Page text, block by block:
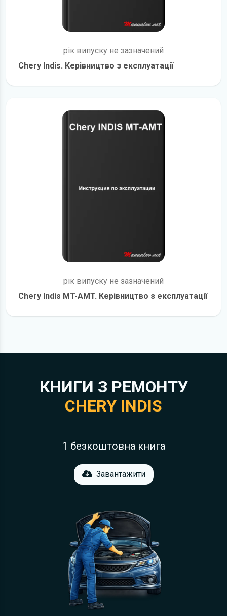
рік випуску не зазначений
Chery Indis. Керівництво з експлуатації
рік випуску не зазначений
Chery Indis MT-AMT. Керівництво з експлуатації
КНИГИ З РЕМОНТУ
CHERY INDIS
1 безкоштовна книга
Завантажити